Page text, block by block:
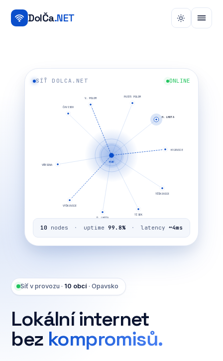
DolČa.NET
Síť v provozu · 10 obcí · Opavsko
Lokální internet
bez kompromisů.
SÍŤ DOLCA.NET ONLINE
ČAVISOV
V. POLOM PUSTÁ POLOM
H. LHOTA
KYJOVICE
TĚŠKOVICE
TÍSEK
D. LHOTA
VÝŠKOVICE
VŘESINA
HUB
10 nodes · uptime 99.8% · latency ~4ms